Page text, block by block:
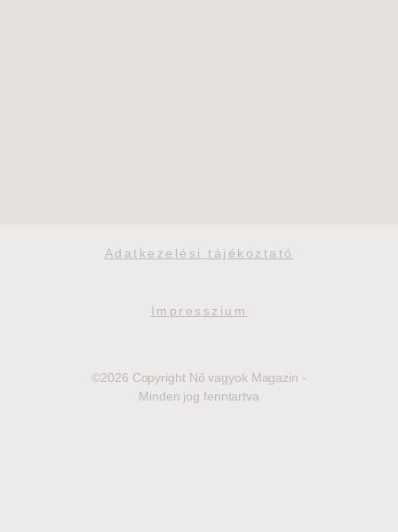
Adatkezelési tájékoztató
Impresszium
©2026 Copyright Nő vagyok Magazin -
Minden jog fenntartva